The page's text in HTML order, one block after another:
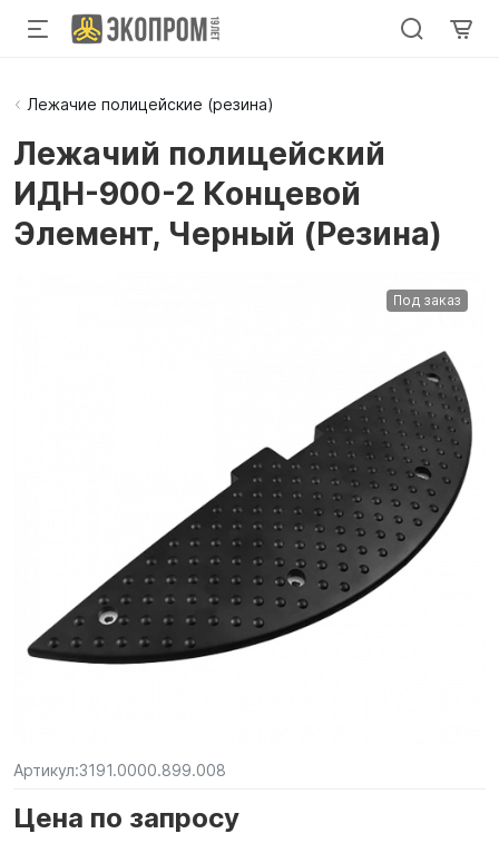
Лежачие полицейские (резина)
Лежачий полицейский
ИДН-900-2 Концевой
Элемент, Черный (Резина)
Под заказ
Артикул:3191.0000.899.008
Цена по запросу